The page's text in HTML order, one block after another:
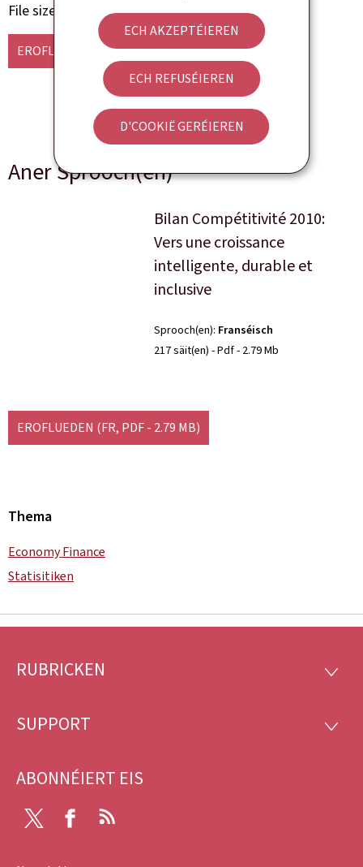
ECH AKZEPTÉIEREN
ECH REFUSÉIEREN
D'COOKIË GERÉIEREN
File size
4.20 Mb
EROFLUEDEN (EN, PDF - 4.20 MB)
Aner Sprooch(en)
Bilan Compétitivité 2010:
Vers une croissance
intelligente, durable et
inclusive
Sprooch(en) Franséisch
217 säit(en) Pdf 2.79 Mb
EROFLUEDEN (FR, PDF - 2.79 MB)
Thema
Economy Finance
Statisitiken
Fousszeil
RUBRICKEN
SUPPORT
ABONNÉIERT EIS
Twitter Facebook